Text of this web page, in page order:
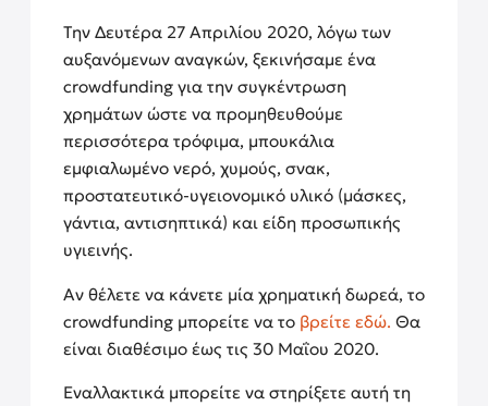
Την Δευτέρα 27 Απριλίου 2020, λόγω των
αυξανόμενων αναγκών, ξεκινήσαμε ένα
crowdfunding για την συγκέντρωση
χρημάτων ώστε να προμηθευθούμε
περισσότερα τρόφιμα, μπουκάλια
εμφιαλωμένο νερό, χυμούς, σνακ,
προστατευτικό-υγειονομικό υλικό (μάσκες,
γάντια, αντισηπτικά) και είδη προσωπικής
υγιεινής.
Αν θέλετε να κάνετε μία χρηματική δωρεά, τo
crowdfunding μπορείτε να το βρείτε εδώ. Θα
είναι διαθέσιμο έως τις 30 Μαΐου 2020.
Εναλλακτικά μπορείτε να στηρίξετε αυτή τη